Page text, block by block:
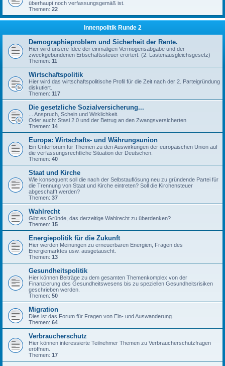
überhaupt noch verfassungsgemäß ist.
Themen: 22
Innenpolitik Runde 2
Demographieproblem und Sicherheit der Rente.
Hier wird unsere Idee der einmaligen Vermögensabgabe und der
zweckgebundenen Erbschaftssteuer erörtert. (2. Lastenausgleichsgesetz)
Themen: 11
Wirtschaftspolitik
Hier wird das wirtschaftspolitische Profil für die Zeit nach der 2. Parteigründung
diskutiert.
Themen: 117
Die gesetzliche Sozialversicherung...
... Anspruch, Schein und Wirklichkeit.
Oder auch: Stasi 2.0 und der Betrug an den Zwangsversicherten
Themen: 14
Europa: Wirtschafts- und Währungsunion
Ein Unterforum für Themen zu den Auswirkungen der europäischen Union auf
die verfassungsrechtliche Situation der Deutschen.
Themen: 40
Staat und Kirche
Wie konsequent soll die nach der Selbstauflösung neu zu gründende Partei für
die Trennung von Staat und Kirche eintreten? Soll die Kirchensteuer
abgeschafft werden?
Themen: 37
Wahlrecht
Gibt es Gründe, das derzeitige Wahlrecht zu überdenken?
Themen: 15
Energiepolitik für die Zukunft
Hier werden Meinungen zu erneuerbaren Energien, Fragen des
Energiemarktes usw. ausgetauscht.
Themen: 13
Gesundheitspolitik
Hier können Beiträge zu dem gesamten Themenkomplex von der
Finanzierung des Gesundheitswesens bis zu speziellen Gesundheitsrisiken
geschrieben werden.
Themen: 50
Migration
Dies ist das Forum für Fragen von Ein- und Auswanderung.
Themen: 64
Verbraucherschutz
Hier können interessierte Teilnehmer Themen zu Verbraucherschutzfragen
eröffnen.
Themen: 17